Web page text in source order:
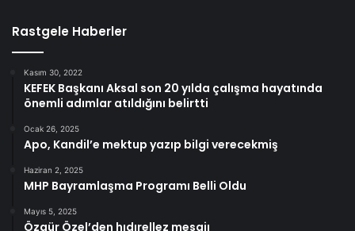
Rastgele Haberler
Kasım 30, 2022
KEFEK Başkanı Aksal son 20 yılda çalışma hayatında
önemli adımlar atıldığını belirtti
Ocak 26, 2025
Apo, Kandil’e mektup yazıp bilgi verecekmiş
Haziran 2, 2025
MHP Bayramlaşma Programı Belli Oldu
Mayıs 5, 2025
Özgür Özel’den hıdırellez mesajı